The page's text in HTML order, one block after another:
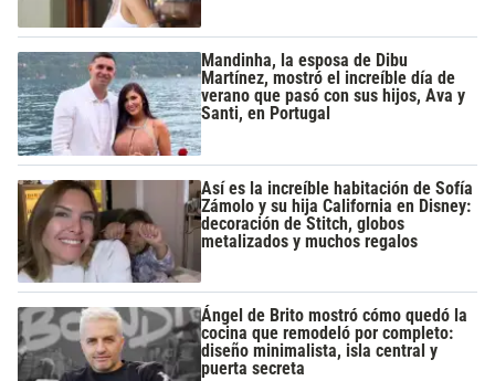
Mandinha, la esposa de Dibu
Martínez, mostró el increíble día de
verano que pasó con sus hijos, Ava y
Santi, en Portugal
Así es la increíble habitación de Sofía
Zámolo y su hija California en Disney:
decoración de Stitch, globos
metalizados y muchos regalos
Ángel de Brito mostró cómo quedó la
cocina que remodeló por completo:
diseño minimalista, isla central y
puerta secreta